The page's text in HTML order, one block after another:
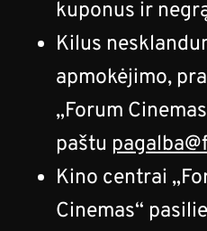
kuponus ir
Kilus
apmokėjimo,
„Forum
paštu
Kino centrai
Cinemas“